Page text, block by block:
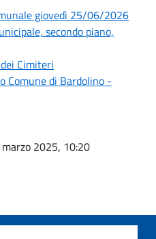
giovedì 25/06/2026
secondo piano,
Cimiteri
Comune di Bardolino -
marzo 2025, 10:20